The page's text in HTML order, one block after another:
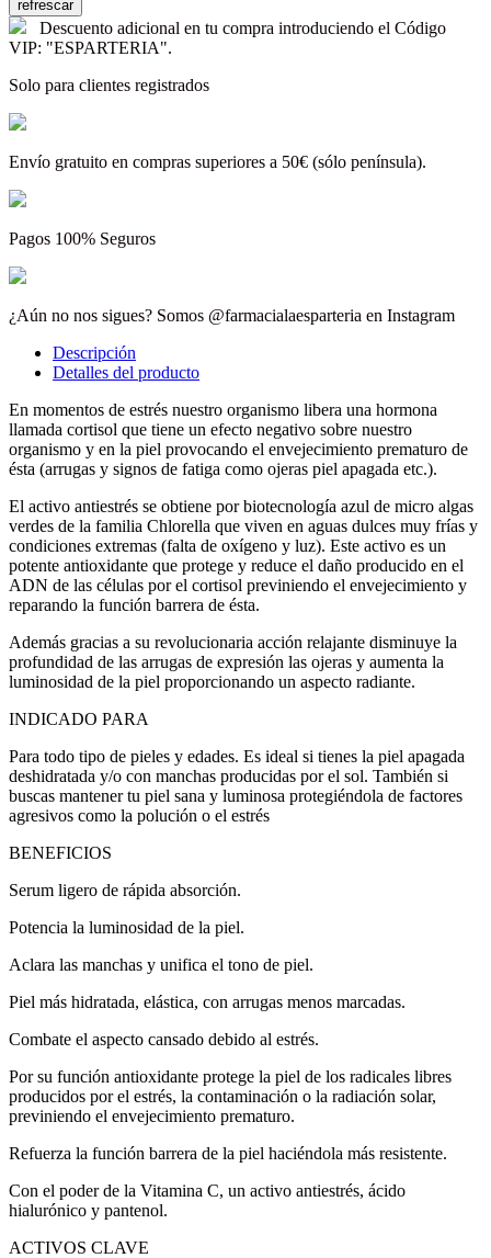
Descuento adicional en tu compra introduciendo el Código
VIP: "ESPARTERIA".
Solo para clientes registrados
Envío gratuito en compras superiores a 50€ (sólo península).
Pagos 100% Seguros
¿Aún no nos sigues? Somos @farmacialaesparteria en Instagram
Descripción
Detalles del producto
En momentos de estrés nuestro organismo libera una hormona
llamada cortisol que tiene un efecto negativo sobre nuestro
organismo y en la piel provocando el envejecimiento prematuro de
ésta (arrugas y signos de fatiga como ojeras piel apagada etc.).
El activo antiestrés se obtiene por biotecnología azul de micro algas
verdes de la familia Chlorella que viven en aguas dulces muy frías y
condiciones extremas (falta de oxígeno y luz). Este activo es un
potente antioxidante que protege y reduce el daño producido en el
ADN de las células por el cortisol previniendo el envejecimiento y
reparando la función barrera de ésta.
Además gracias a su revolucionaria acción relajante disminuye la
profundidad de las arrugas de expresión las ojeras y aumenta la
luminosidad de la piel proporcionando un aspecto radiante.
INDICADO PARA
Para todo tipo de pieles y edades. Es ideal si tienes la piel apagada
deshidratada y/o con manchas producidas por el sol. También si
buscas mantener tu piel sana y luminosa protegiéndola de factores
agresivos como la polución o el estrés
BENEFICIOS
Serum ligero de rápida absorción.
Potencia la luminosidad de la piel.
Aclara las manchas y unifica el tono de piel.
Piel más hidratada, elástica, con arrugas menos marcadas.
Combate el aspecto cansado debido al estrés.
Por su función antioxidante protege la piel de los radicales libres
producidos por el estrés, la contaminación o la radiación solar,
previniendo el envejecimiento prematuro.
Refuerza la función barrera de la piel haciéndola más resistente.
Con el poder de la Vitamina C, un activo antiestrés, ácido
hialurónico y pantenol.
ACTIVOS CLAVE